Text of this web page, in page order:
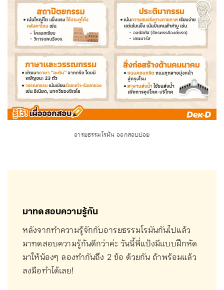
อารยธรรมโรมัน ออกสอบบ่อย
มาทดสอบความรู้กัน
หลังจากทำความรู้จักกับอารยธรรมโรมันกันไปแล้ว
มาทดสอบความรู้กันดีกว่าค่ะ วันนี้พี่แป้งมีแบบฝึกหัด
มาให้น้องๆ ลองทำกันถึง 2 ข้อ ด้วยกัน ถ้าพร้อมแล้ว
ลงมือทำได้เลย!